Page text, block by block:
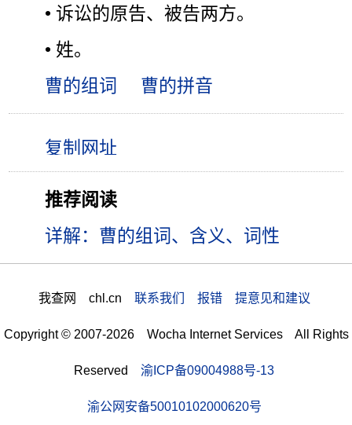
• 诉讼的原告、被告两方。
• 姓。
曹的组词
曹的拼音
推荐阅读
详解：曹的组词、含义、词性
我查网 chl.cn 联系我们 报错 提意见和建议
Copyright © 2007-2026 Wocha Internet Services All Rights
Reserved 渝ICP备09004988号-13
渝公网安备50010102000620号